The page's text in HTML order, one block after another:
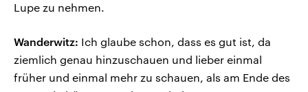
Lupe zu nehmen.
Wanderwitz: Ich glaube schon, dass es gut ist, da
ziemlich genau hinzuschauen und lieber einmal
früher und einmal mehr zu schauen, als am Ende des